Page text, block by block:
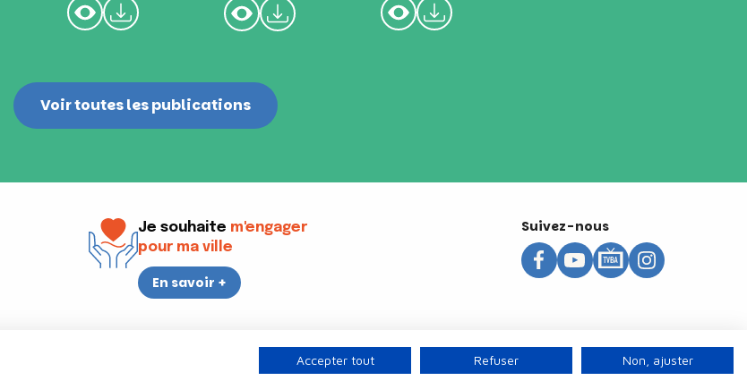
Voir toutes les publications
Je souhaite m'engager
pour ma ville
En savoir +
Suivez-nous
Accepter tout Refuser Non, ajuster